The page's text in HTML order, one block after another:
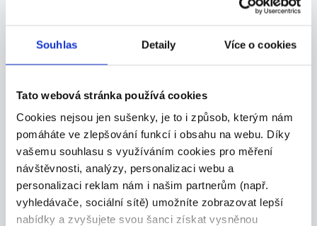
Souhlas Detaily Více o cookies
Tato webová stránka používá cookies
Cookies nejsou jen sušenky, je to i způsob, kterým nám
pomáháte ve zlepšování funkcí i obsahu na webu. Díky
vašemu souhlasu s využíváním cookies pro měření
návštěvnosti, analýzy, personalizaci webu a
personalizaci reklam nám i našim partnerům (např.
vyhledávače, sociální sítě) umožníte zobrazovat lepší
nabídky a zvyšujete svou šanci získat vysněnou
DOPORUČUJEME
Do Mekáče na Čerňáku
hledáme brigoše!
Česká republika